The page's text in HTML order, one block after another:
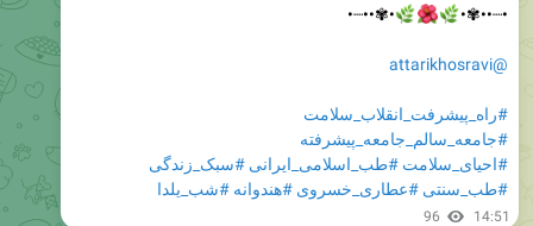
•┈••✾•
•✾••┈•
@attarikhosravi
#راه_پیشرفت_انقلاب_سلامت
#جامعه_سالم_جامعه_پیشرفته
#احیای_سلامت #طب_اسلامی_ایرانی #سبک_زندگی
#طب_سنتی #عطاری_خسروی #هندوانه #شب_یلدا
96 14:51